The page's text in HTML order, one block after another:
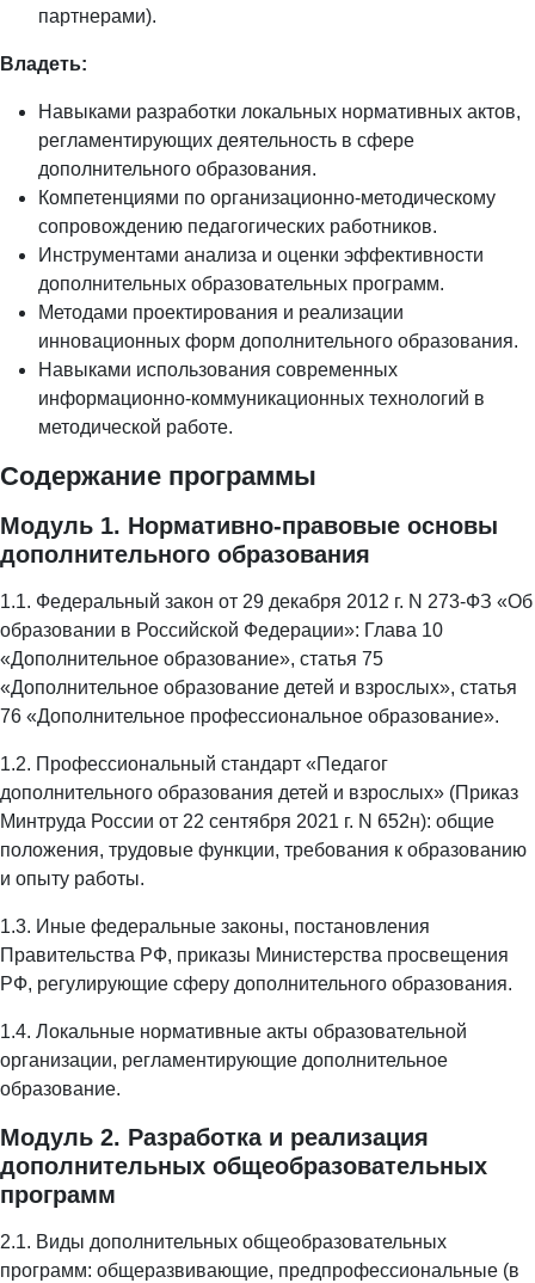
партнерами).
Владеть:
Навыками разработки локальных нормативных актов,
регламентирующих деятельность в сфере
дополнительного образования.
Компетенциями по организационно-методическому
сопровождению педагогических работников.
Инструментами анализа и оценки эффективности
дополнительных образовательных программ.
Методами проектирования и реализации
инновационных форм дополнительного образования.
Навыками использования современных
информационно-коммуникационных технологий в
методической работе.
Содержание программы
Модуль 1. Нормативно-правовые основы
дополнительного образования
1.1. Федеральный закон от 29 декабря 2012 г. N 273-ФЗ «Об
образовании в Российской Федерации»: Глава 10
«Дополнительное образование», статья 75
«Дополнительное образование детей и взрослых», статья
76 «Дополнительное профессиональное образование».
1.2. Профессиональный стандарт «Педагог
дополнительного образования детей и взрослых» (Приказ
Минтруда России от 22 сентября 2021 г. N 652н): общие
положения, трудовые функции, требования к образованию
и опыту работы.
1.3. Иные федеральные законы, постановления
Правительства РФ, приказы Министерства просвещения
РФ, регулирующие сферу дополнительного образования.
1.4. Локальные нормативные акты образовательной
организации, регламентирующие дополнительное
образование.
Модуль 2. Разработка и реализация
дополнительных общеобразовательных
программ
2.1. Виды дополнительных общеобразовательных
программ: общеразвивающие, предпрофессиональные (в